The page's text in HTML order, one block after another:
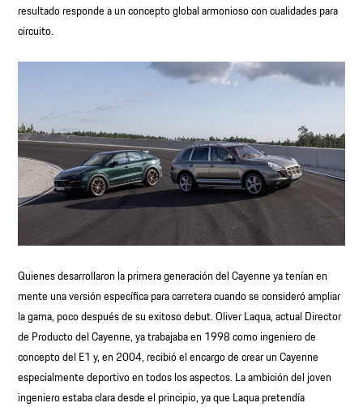
resultado responde a un concepto global armonioso con cualidades para
circuito.
Quienes desarrollaron la primera generación del Cayenne ya tenían en
mente una versión específica para carretera cuando se consideró ampliar
la gama, poco después de su exitoso debut. Oliver Laqua, actual Director
de Producto del Cayenne, ya trabajaba en 1998 como ingeniero de
concepto del E1 y, en 2004, recibió el encargo de crear un Cayenne
especialmente deportivo en todos los aspectos. La ambición del joven
ingeniero estaba clara desde el principio, ya que Laqua pretendía